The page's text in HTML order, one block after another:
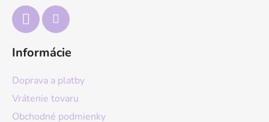
Informácie
Doprava a platby
Vrátenie tovaru
Obchodné podmienky